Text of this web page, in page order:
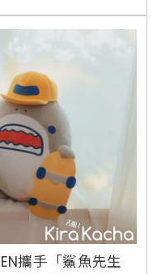
影套票組，每組商品
卡1張，粉絲絕對要
籃高手電影
攜手「鯊魚先生